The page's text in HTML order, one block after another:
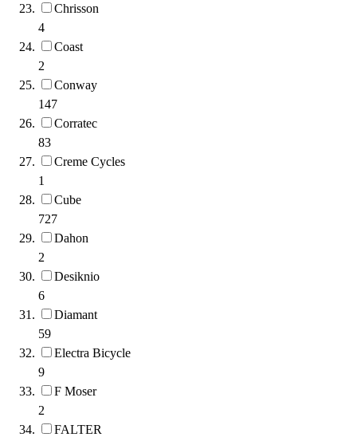
Chrisson
4
Coast
2
Conway
147
Corratec
83
Creme Cycles
1
Cube
727
Dahon
2
Desiknio
6
Diamant
59
Electra Bicycle
9
F Moser
2
FALTER